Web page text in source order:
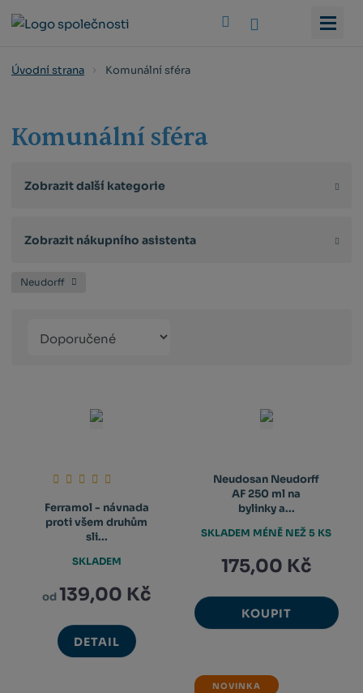
Úvodní strana Komunální sféra
Komunální sféra
Zobrazit další kategorie
Zobrazit nákupního asistenta
Neudorff
produktů
Ferramol - návnada
proti všem druhům
sli...
od139,00 Kč
DETAIL
SKLADEM
Neudosan Neudorff
AF 250 ml na
bylinky a...
175,00 Kč
KOUPIT
SKLADEM MÉNĚ NEŽ 5 KS
NOVINKA